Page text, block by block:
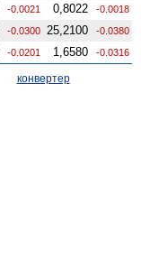
-0.0021 0,8022 -0.0018
-0.0300 25,2100 -0.0380
-0.0201 1,6580 -0.0316
конвертер